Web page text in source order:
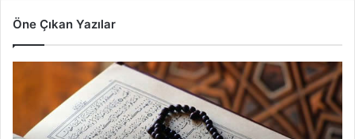
Öne Çıkan Yazılar
Gök